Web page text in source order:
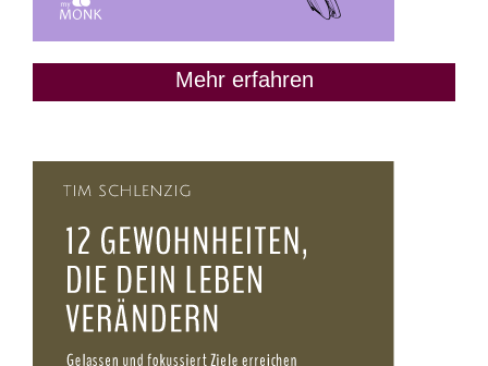
Mehr erfahren